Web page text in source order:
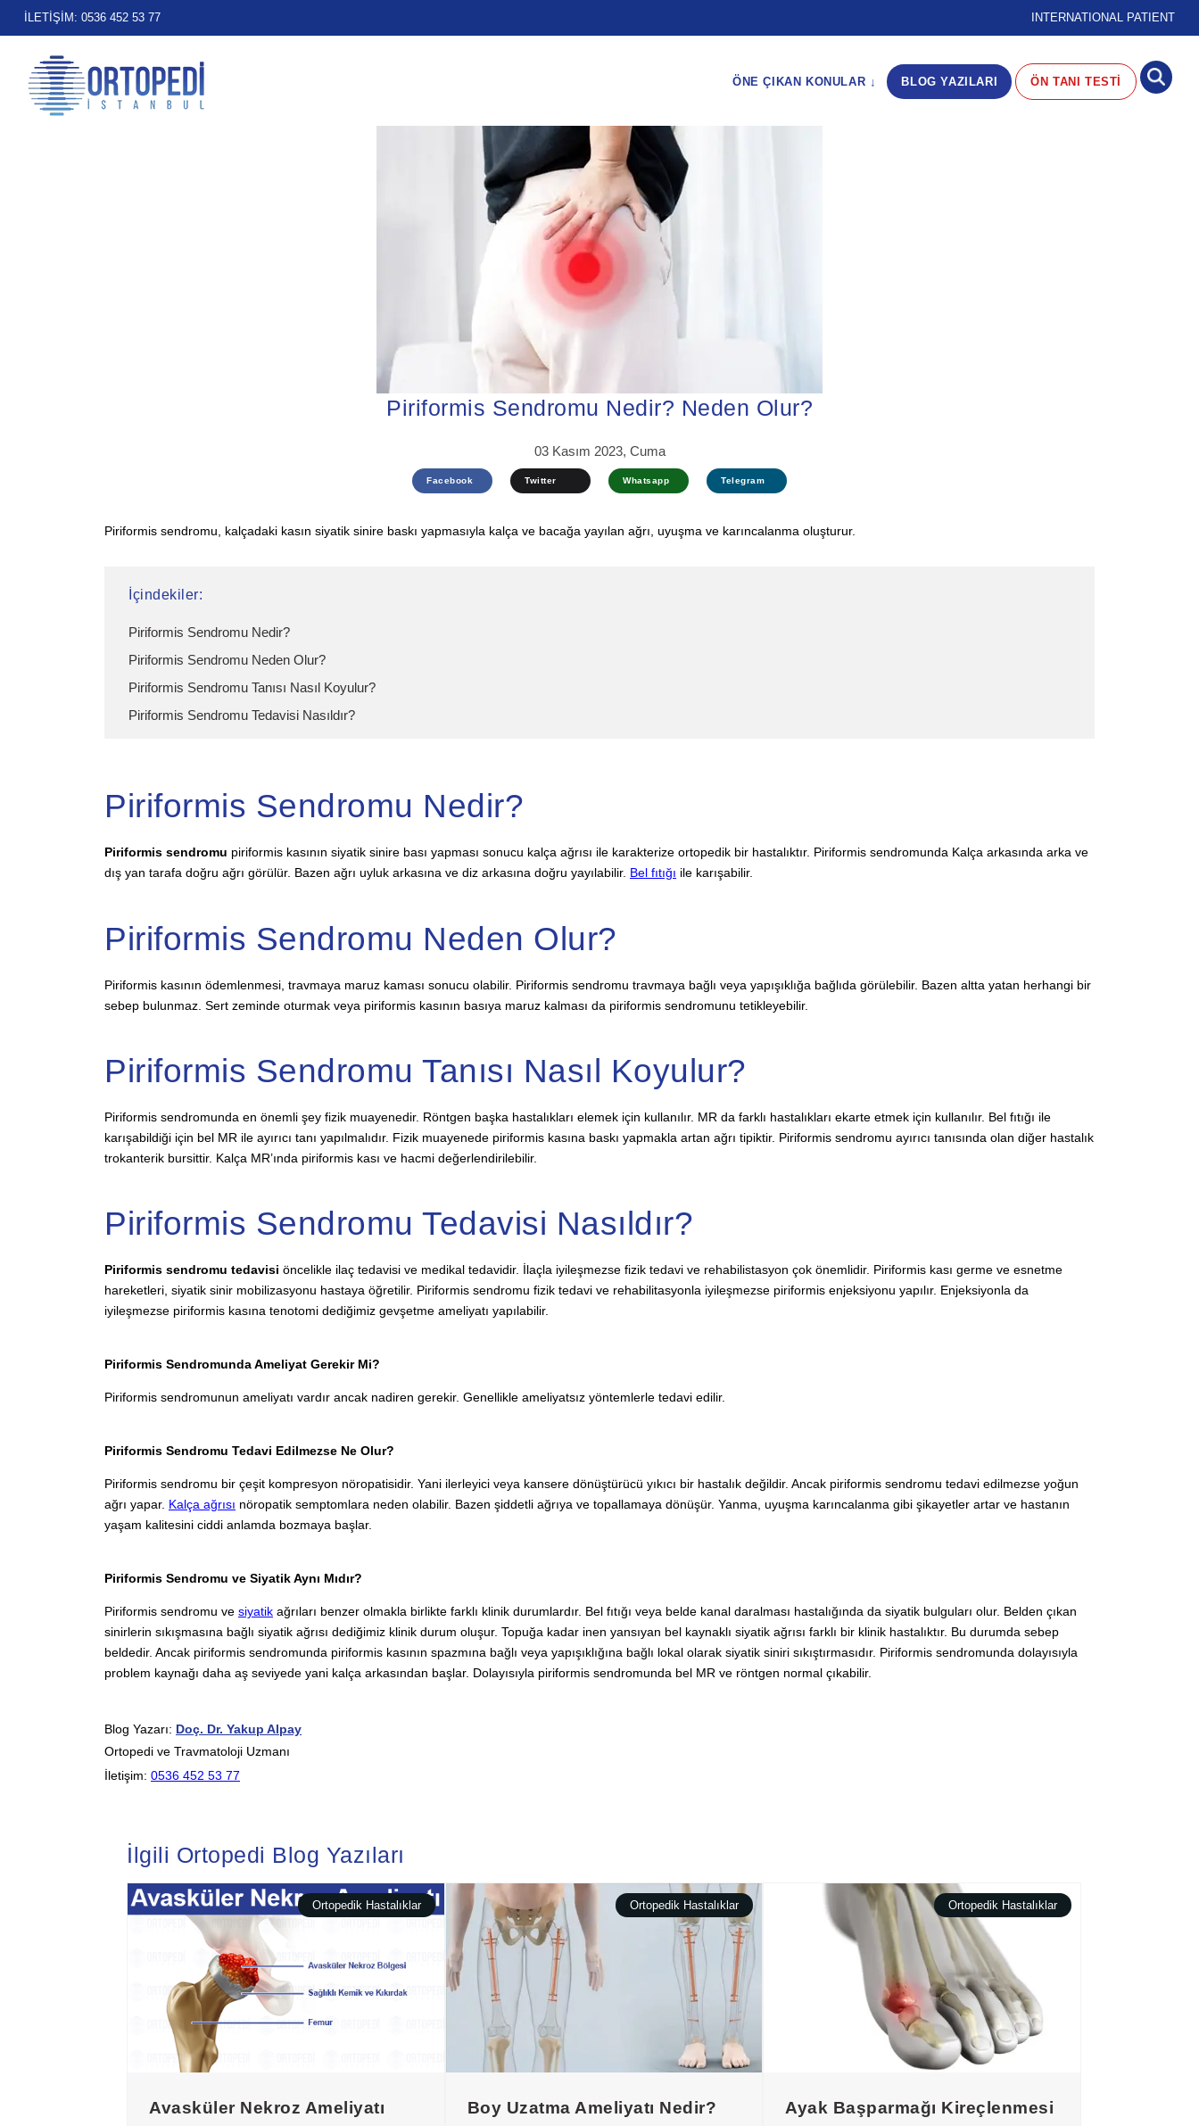
İLETİŞİM: 0536 452 53 77 INTERNATIONAL PATIENT
ÖNE ÇIKAN KONULAR ↓ BLOG YAZILARI ÖN TANI TESTİ
Piriformis Sendromu Nedir? Neden Olur?
03 Kasım 2023, Cuma
Facebook Twitter Whatsapp Telegram
Piriformis sendromu, kalçadaki kasın siyatik sinire baskı yapmasıyla kalça ve bacağa yayılan ağrı, uyuşma ve karıncalanma oluşturur.
İçindekiler:
Piriformis Sendromu Nedir?
Piriformis Sendromu Neden Olur?
Piriformis Sendromu Tanısı Nasıl Koyulur?
Piriformis Sendromu Tedavisi Nasıldır?
Piriformis Sendromu Nedir?
Piriformis sendromu piriformis kasının siyatik sinire bası yapması sonucu kalça ağrısı ile karakterize ortopedik bir hastalıktır. Piriformis sendromunda Kalça arkasında arka ve
dış yan tarafa doğru ağrı görülür. Bazen ağrı uyluk arkasına ve diz arkasına doğru yayılabilir. Bel fıtığı ile karışabilir.
Piriformis Sendromu Neden Olur?
Piriformis kasının ödemlenmesi, travmaya maruz kaması sonucu olabilir. Piriformis sendromu travmaya bağlı veya yapışıklığa bağlıda görülebilir. Bazen altta yatan herhangi bir
sebep bulunmaz. Sert zeminde oturmak veya piriformis kasının basıya maruz kalması da piriformis sendromunu tetikleyebilir.
Piriformis Sendromu Tanısı Nasıl Koyulur?
Piriformis sendromunda en önemli şey fizik muayenedir. Röntgen başka hastalıkları elemek için kullanılır. MR da farklı hastalıkları ekarte etmek için kullanılır. Bel fıtığı ile
karışabildiği için bel MR ile ayırıcı tanı yapılmalıdır. Fizik muayenede piriformis kasına baskı yapmakla artan ağrı tipiktir. Piriformis sendromu ayırıcı tanısında olan diğer hastalık
trokanterik bursittir. Kalça MR’ında piriformis kası ve hacmi değerlendirilebilir.
Piriformis Sendromu Tedavisi Nasıldır?
Piriformis sendromu tedavisi öncelikle ilaç tedavisi ve medikal tedavidir. İlaçla iyileşmezse fizik tedavi ve rehabilistasyon çok önemlidir. Piriformis kası germe ve esnetme
hareketleri, siyatik sinir mobilizasyonu hastaya öğretilir. Piriformis sendromu fizik tedavi ve rehabilitasyonla iyileşmezse piriformis enjeksiyonu yapılır. Enjeksiyonla da
iyileşmezse piriformis kasına tenotomi dediğimiz gevşetme ameliyatı yapılabilir.
Piriformis Sendromunda Ameliyat Gerekir Mi?
Piriformis sendromunun ameliyatı vardır ancak nadiren gerekir. Genellikle ameliyatsız yöntemlerle tedavi edilir.
Piriformis Sendromu Tedavi Edilmezse Ne Olur?
Piriformis sendromu bir çeşit kompresyon nöropatisidir. Yani ilerleyici veya kansere dönüştürücü yıkıcı bir hastalık değildir. Ancak piriformis sendromu tedavi edilmezse yoğun
ağrı yapar. Kalça ağrısı nöropatik semptomlara neden olabilir. Bazen şiddetli ağrıya ve topallamaya dönüşür. Yanma, uyuşma karıncalanma gibi şikayetler artar ve hastanın
yaşam kalitesini ciddi anlamda bozmaya başlar.
Piriformis Sendromu ve Siyatik Aynı Mıdır?
Piriformis sendromu ve siyatik ağrıları benzer olmakla birlikte farklı klinik durumlardır. Bel fıtığı veya belde kanal daralması hastalığında da siyatik bulguları olur. Belden çıkan
sinirlerin sıkışmasına bağlı siyatik ağrısı dediğimiz klinik durum oluşur. Topuğa kadar inen yansıyan bel kaynaklı siyatik ağrısı farklı bir klinik hastalıktır. Bu durumda sebep
beldedir. Ancak piriformis sendromunda piriformis kasının spazmına bağlı veya yapışıklığına bağlı lokal olarak siyatik siniri sıkıştırmasıdır. Piriformis sendromunda dolayısıyla
problem kaynağı daha aş seviyede yani kalça arkasından başlar. Dolayısıyla piriformis sendromunda bel MR ve röntgen normal çıkabilir.
Blog Yazarı: Doç. Dr. Yakup Alpay
Ortopedi ve Travmatoloji Uzmanı
İletişim: 0536 452 53 77
İlgili Ortopedi Blog Yazıları
Ortopedik Hastalıklar
Avasküler Nekroz Ameliyatı
Ortopedik Hastalıklar
Boy Uzatma Ameliyatı Nedir?
Ortopedik Hastalıklar
Ayak Başparmağı Kireçlenmesi